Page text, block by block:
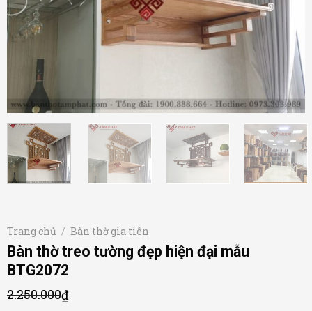
Trang chủ / Bàn thờ gia tiên
Bàn thờ treo tường đẹp hiện đại mẫu
BTG2072
2.250.000₫